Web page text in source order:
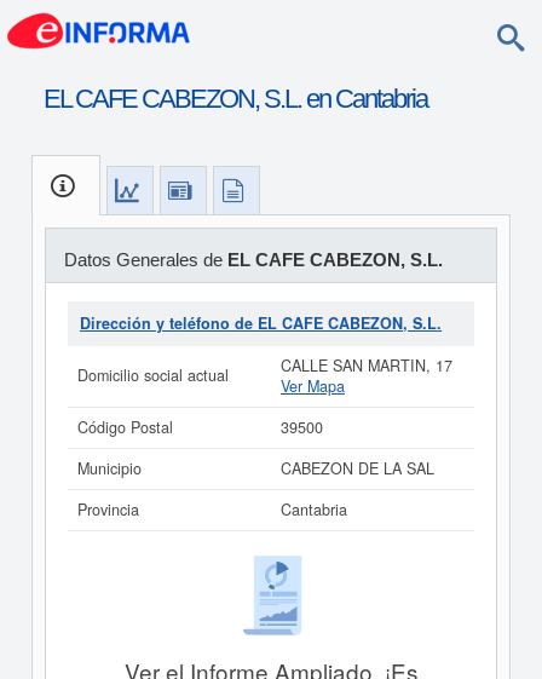
EL CAFE CABEZON, S.L. en Cantabria
Datos Generales de EL CAFE CABEZON, S.L.
Dirección y teléfono de EL CAFE CABEZON, S.L.
Domicilio social actual
CALLE SAN MARTIN, 17
Ver Mapa
Código Postal
39500
Municipio
CABEZON DE LA SAL
Provincia
Cantabria
Ver el Informe Ampliado. ¡Es